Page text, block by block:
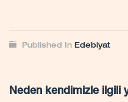
Published In Edebiyat
Neden kendimizle ilgili